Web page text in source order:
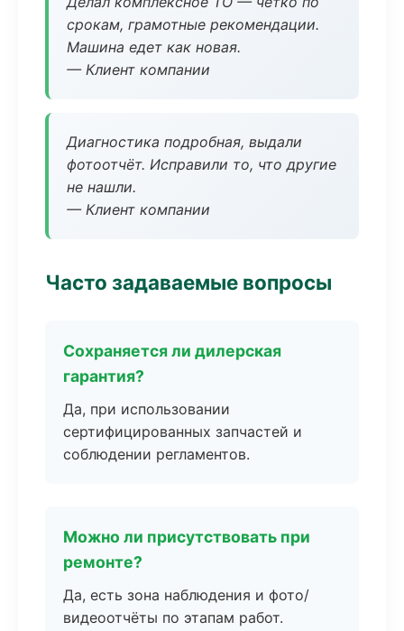
срокам, грамотные рекомендации.
Машина едет как новая.
— Клиент компании
Диагностика подробная, выдали
фотоотчёт. Исправили то, что другие
не нашли.
— Клиент компании
Часто задаваемые вопросы
Сохраняется ли дилерская
гарантия?
Да, при использовании
сертифицированных запчастей и
соблюдении регламентов.
Можно ли присутствовать при
ремонте?
Да, есть зона наблюдения и фото/
видеоотчёты по этапам работ.